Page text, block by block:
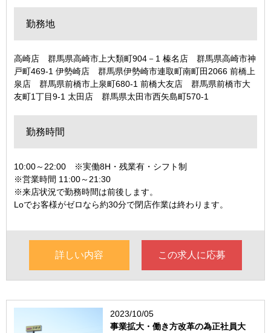
勤務地
高崎店 群馬県高崎市上大類町904－1 榛名店 群馬県高崎市神
戸町469-1 伊勢崎店 群馬県伊勢崎市連取町南町田2066 前橋上
泉店 群馬県前橋市上泉町680-1 前橋大友店 群馬県前橋市大
友町1丁目9-1 太田店 群馬県太田市西矢島町570-1
勤務時間
10:00～22:00 ※実働8H・残業有・シフト制
※営業時間 11:00～21:30
※来店状況で勤務時間は前後します。
Loでお客様がゼロなら約30分で閉店作業は終わります。
詳しい内容 この求人に応募
2023/10/05
事業拡大・働き方改革の為正社員大